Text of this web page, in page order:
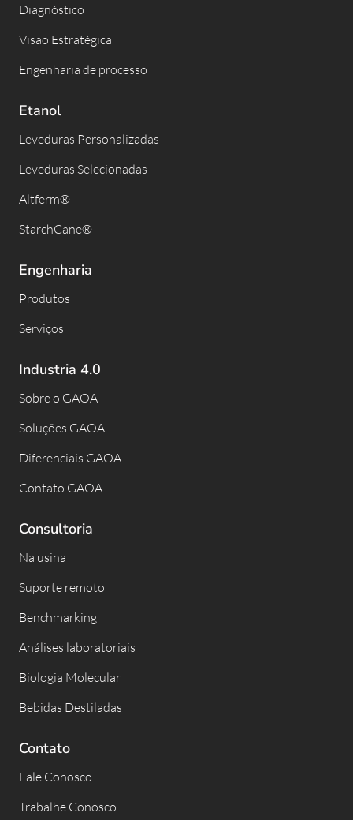
Diagnóstico
Visão Estratégica
Engenharia de processo
Etanol
Leveduras Personalizadas
Leveduras Selecionadas
Altferm®
StarchCane®
Engenharia
Produtos
Serviços
Industria 4.0
Sobre o GAOA
Soluções GAOA
Diferenciais GAOA
Contato GAOA
Consultoria
Na usina
Suporte remoto
Benchmarking
Análises laboratoriais
Biologia Molecular
Bebidas Destiladas
Contato
Fale Conosco
Trabalhe Conosco